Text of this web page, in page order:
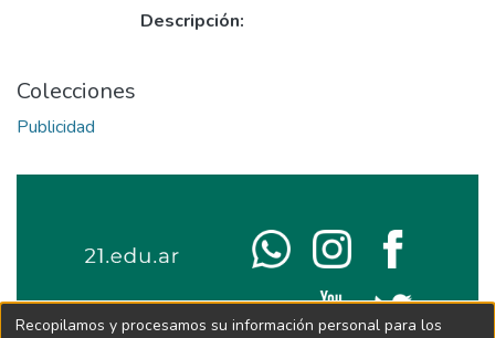
Descripción:
Colecciones
Publicidad
Recopilamos y procesamos su información personal para los